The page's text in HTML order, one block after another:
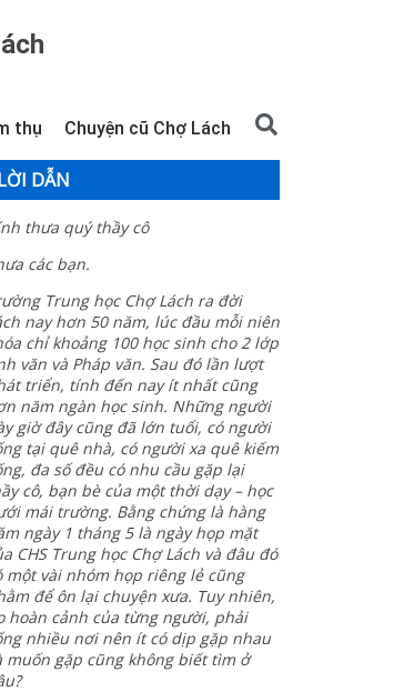
thụ Chuyện cũ Chợ Lách
DẪN
thưa quý thầy cô
các bạn.
Trung học Chợ Lách ra đời
nay hơn 50 năm, lúc đầu mỗi niên
chỉ khoảng 100 học sinh cho 2 lớp
văn và Pháp văn. Sau đó lần lượt
triển, tính đến nay ít nhất cũng
năm ngàn học sinh. Những người
giờ đây cũng đã lớn tuổi, có người
tại quê nhà, có người xa quê kiếm
đa số đều có nhu cầu gặp lại
cô, bạn bè của một thời dạy – học
mái trường. Bằng chứng là hàng
ngày 1 tháng 5 là ngày họp mặt
CHS Trung học Chợ Lách và đâu đó
một vài nhóm họp riêng lẻ cũng
để ôn lại chuyện xưa. Tuy nhiên,
hoàn cảnh của từng người, phải
nhiều nơi nên ít có dịp gặp nhau
muốn gặp cũng không biết tìm ở